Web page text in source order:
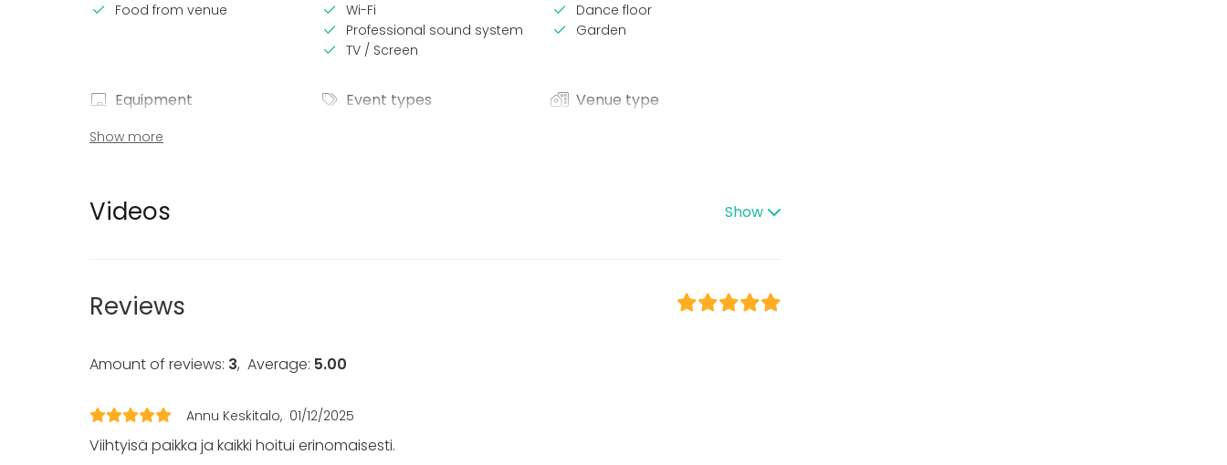
Food from venue
Wi-Fi
Professional sound system
TV / Screen
Dance floor
Garden
Equipment
Piano
Event types Venue type
Outdoor activities
Swimming
Show more
Videos Show
Reviews
Amount of reviews: 3, Average: 5.00
Annu Keskitalo 01/12/2025
Viihtyisä paikka ja kaikki hoitui erinomaisesti.